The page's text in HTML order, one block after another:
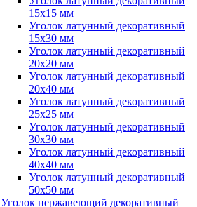
15x15 мм
Уголок латунный декоративный
15x30 мм
Уголок латунный декоративный
20x20 мм
Уголок латунный декоративный
20x40 мм
Уголок латунный декоративный
25x25 мм
Уголок латунный декоративный
30x30 мм
Уголок латунный декоративный
40x40 мм
Уголок латунный декоративный
50x50 мм
Уголок нержавеющий декоративный